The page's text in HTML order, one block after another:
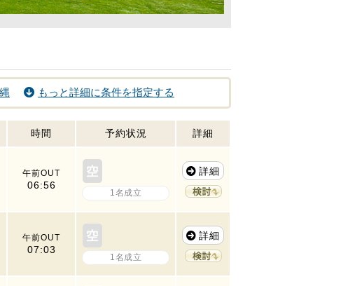
もっと詳細に条件を指定する
時間 予約状況 詳細
午前OUT
06:56
1名成立
詳細
午前OUT
07:03
1名成立
詳細